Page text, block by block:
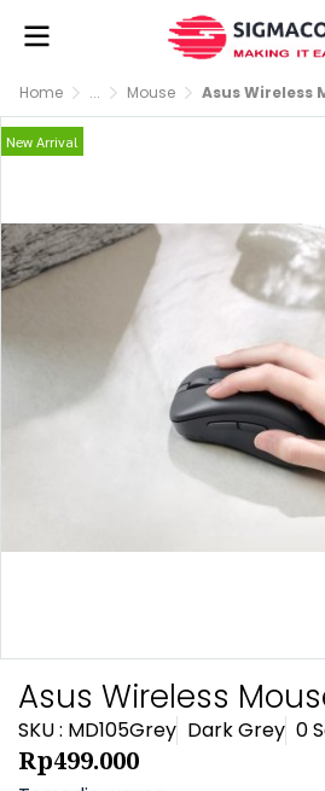
Home ... Mouse Asus Wireless
New Arrival
Asus Wireless
SKU : MD105Grey Dark Grey 0
Rp499.000